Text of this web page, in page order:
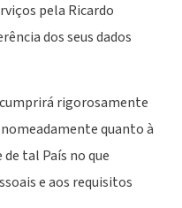
pela Ricardo
dos seus dados
rigorosamente
quanto à
tal País no que
e aos requisitos